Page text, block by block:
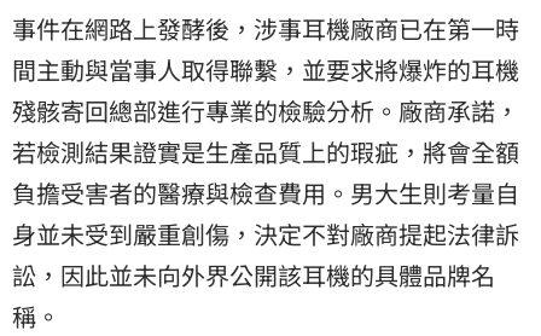
事件在網路上發酵後，涉事耳機廠商已在第一時
間主動與當事人取得聯繫，並要求將爆炸的耳機
殘骸寄回總部進行專業的檢驗分析。廠商承諾，
若檢測結果證實是生產品質上的瑕疵，將會全額
負擔受害者的醫療與檢查費用。男大生則考量自
身並未受到嚴重創傷，決定不對廠商提起法律訴
訟，因此並未向外界公開該耳機的具體品牌名
稱。